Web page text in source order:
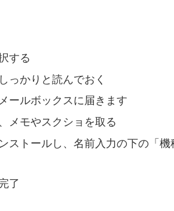
する
っかりと読んでおく
ールボックスに届きます
メモやスクショを取る
ストールし、名前入力の下の「機
了